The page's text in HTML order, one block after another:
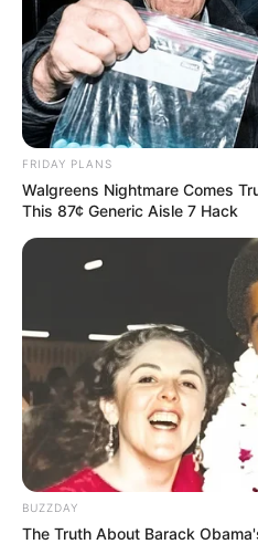
desenformar com
vamos finalizar;
O lado de cima
côncavo, por isso,
ou lixe com lixa d’água
Se a área ficar
FRIDAY PLANS
Walgreens Nightmare Comes
This 87¢ Generic Aisle 7 Hack
BUZZDAY
The Truth About Barack